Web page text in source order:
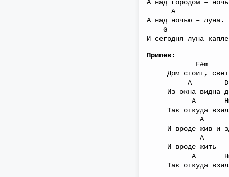
А над городом –
A
А над ночью – луна.
G
И сегодня луна
Припев:
F#m
Дом стоит, свет
A D
Из окна видна
A Hm
Так откуда
A
И вроде жив и
A
И вроде жить –
A Hm
Так откуда